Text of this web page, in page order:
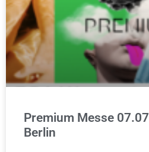
Premium Messe
Berlin